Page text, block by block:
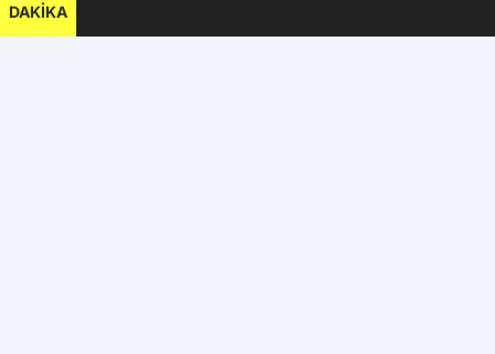
DAKİKA